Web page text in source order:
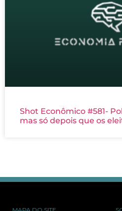
Shot Econômico #581-
mas só depois que os